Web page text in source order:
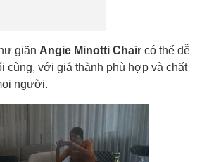
giãn Angie Minotti Chair có thể dễ
cùng, với giá thành phù hợp và chất
người.